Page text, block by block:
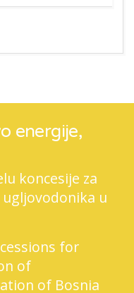
energije,
koncesije za
u
for
of
of Bosnia